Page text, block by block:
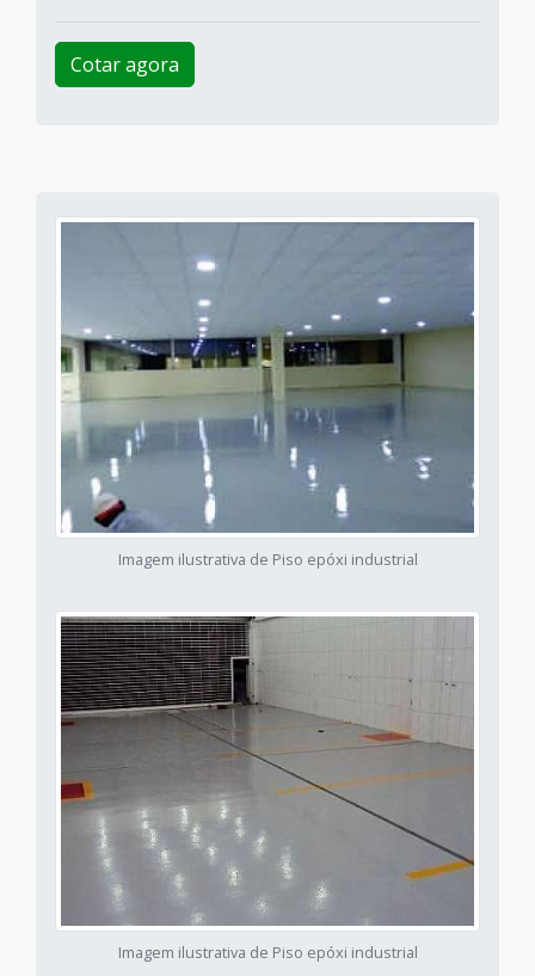
Cotar agora
Imagem ilustrativa de Piso epóxi industrial
Imagem ilustrativa de Piso epóxi industrial